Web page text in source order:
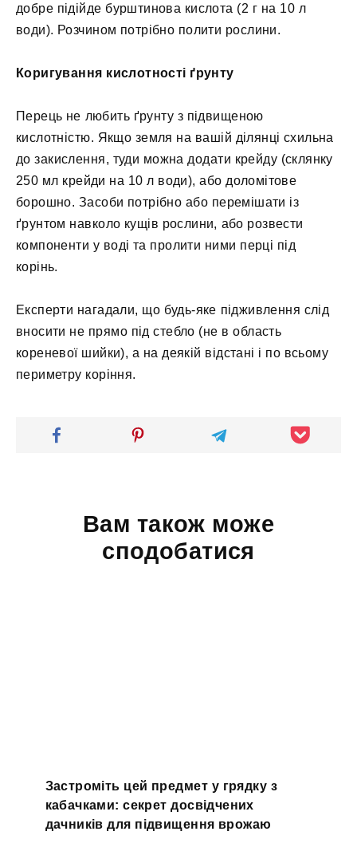
добре підійде бурштинова кислота (2 г на 10 л
води). Розчином потрібно полити рослини.
Коригування кислотності ґрунту
Перець не любить ґрунту з підвищеною
кислотністю. Якщо земля на вашій ділянці схильна
до закислення, туди можна додати крейду (склянку
250 мл крейди на 10 л води), або доломітове
борошно. Засоби потрібно або перемішати із
ґрунтом навколо кущів рослини, або розвести
компоненти у воді та пролити ними перці під
корінь.
Експерти нагадали, що будь-яке підживлення слід
вносити не прямо під стебло (не в область
кореневої шийки), а на деякій відстані і по всьому
периметру коріння.
Вам також може
сподобатися
Застроміть цей предмет у грядку з
кабачками: секрет досвідчених
дачників для підвищення врожаю